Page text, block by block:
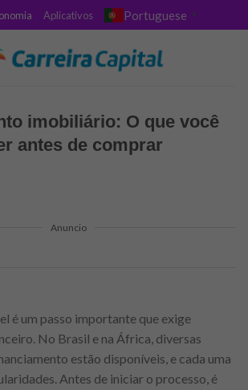
Aplicativos Portuguese ▼
imobiliário: O que você
antes de comprar
Anuncio
é um passo importante que exige
No Brasil e na África, diversas
estão disponíveis, e cada uma
Antes de iniciar o processo, é